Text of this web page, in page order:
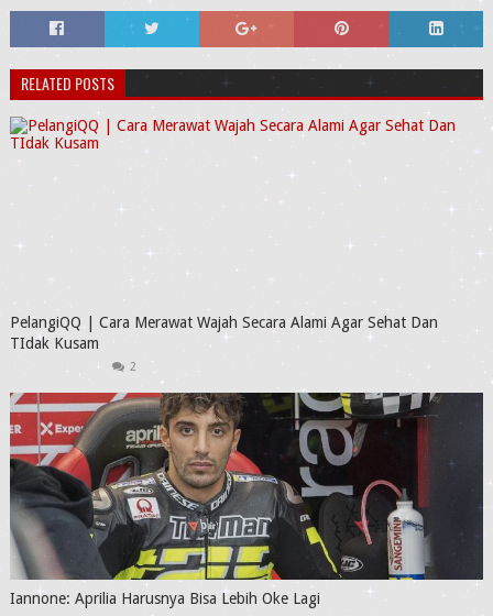
RELATED POSTS
PelangiQQ | Cara Merawat Wajah Secara Alami Agar Sehat Dan
TIdak Kusam
2
Iannone: Aprilia Harusnya Bisa Lebih Oke Lagi